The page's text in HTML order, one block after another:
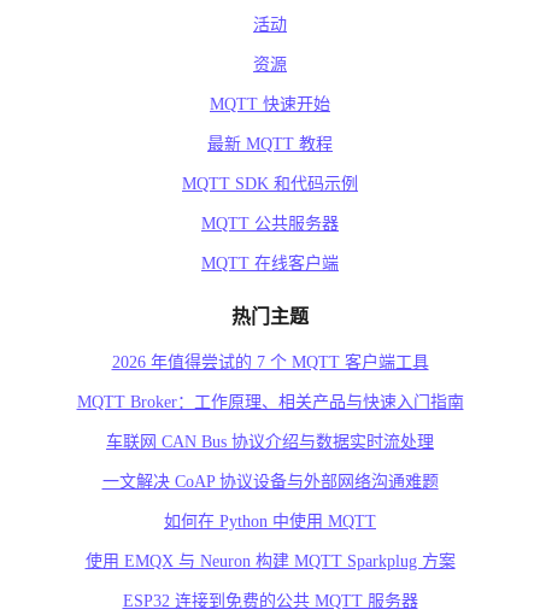
活动
资源
MQTT 快速开始
最新 MQTT 教程
MQTT SDK 和代码示例
MQTT 公共服务器
MQTT 在线客户端
热门主题
2026 年值得尝试的 7 个 MQTT 客户端工具
MQTT Broker：工作原理、相关产品与快速入门指南
车联网 CAN Bus 协议介绍与数据实时流处理
一文解决 CoAP 协议设备与外部网络沟通难题
如何在 Python 中使用 MQTT
使用 EMQX 与 Neuron 构建 MQTT Sparkplug 方案
ESP32 连接到免费的公共 MQTT 服务器